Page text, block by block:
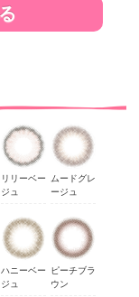
リリーベー
ジュ
ムードグレ
ージュ
ハニーベー
ジュ
ピーチブラ
ウン